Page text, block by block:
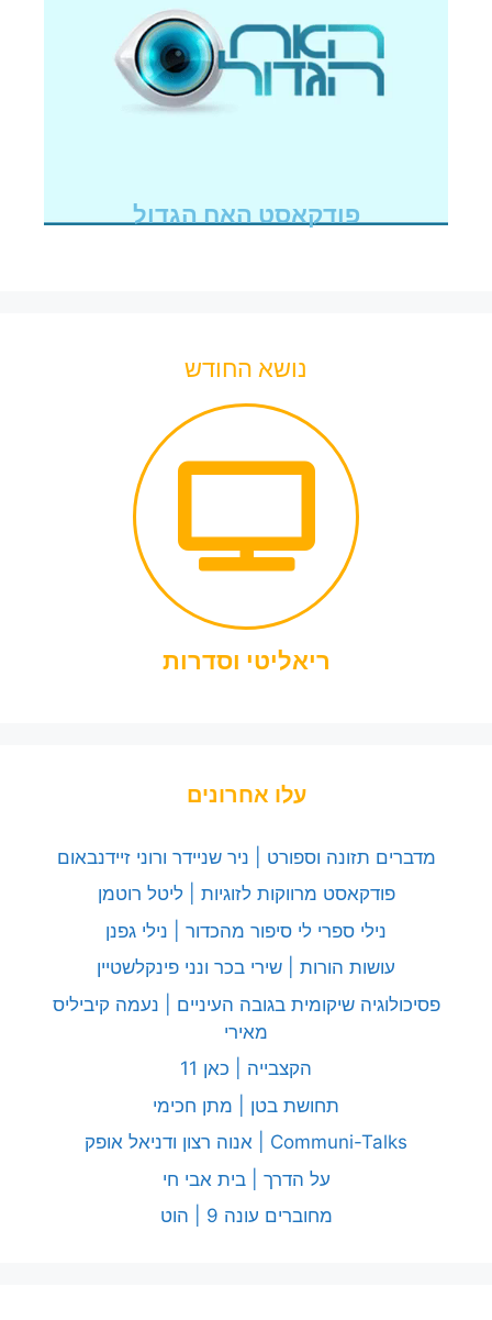
פודקאסט האח הגדול
נושא החודש
ריאליטי וסדרות
עלו אחרונים
מדברים תזונה וספורט | ניר שניידר ורוני זיידנבאום
פודקאסט מרווקות לזוגיות | ליטל רוטמן
נילי ספרי לי סיפור מהכדור | נילי גפנן
עושות הורות | שירי בכר ונני פינקלשטיין
פסיכולוגיה שיקומית בגובה העיניים | נעמה קיביליס
מאירי
הקצבייה | כאן 11
תחושת בטן | מתן חכימי
Communi-Talks | אנוה רצון ודניאל אופק
על הדרך | בית אבי חי
מחוברים עונה 9 | הוט